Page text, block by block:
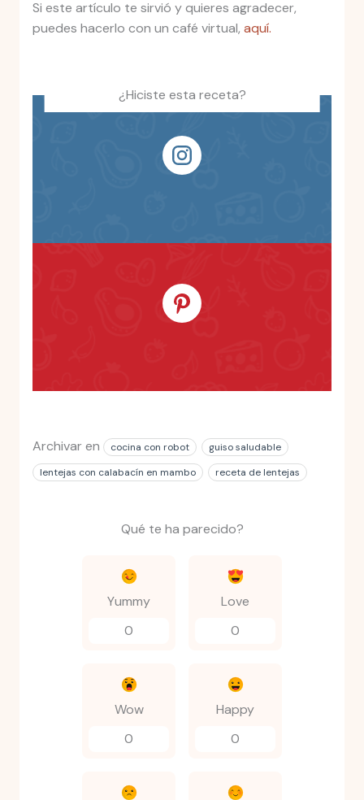
Si este artículo te sirvió y quieres agradecer,
puedes hacerlo con un café virtual, aquí.
¿Hiciste esta receta?
Archivar en cocina con robot
guiso saludable
lentejas con calabacín en mambo
receta de lentejas
Qué te ha parecido?
Yummy
0
Love
0
Wow
0
Happy
0